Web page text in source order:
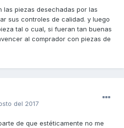
las piezas desechadas por las
sus controles de calidad. y luego
tal o cual, si fueran tan buenas
al comprador con piezas de
del 2017
de que estéticamente no me